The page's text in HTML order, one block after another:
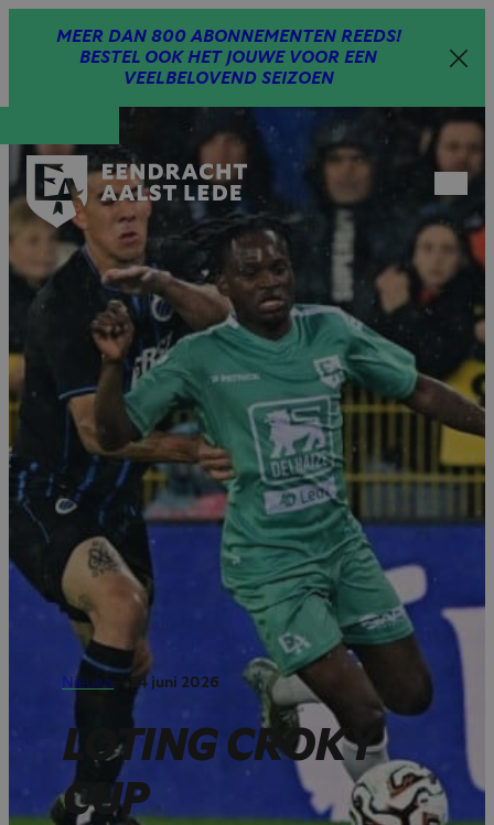
MEER DAN 800 ABONNEMENTEN REEDS!
BESTEL OOK HET JOUWE VOOR EEN
VEELBELOVEND SEIZOEN
Open
menu
Nieuws 24 juni 2026
LOTING CROKY
CUP